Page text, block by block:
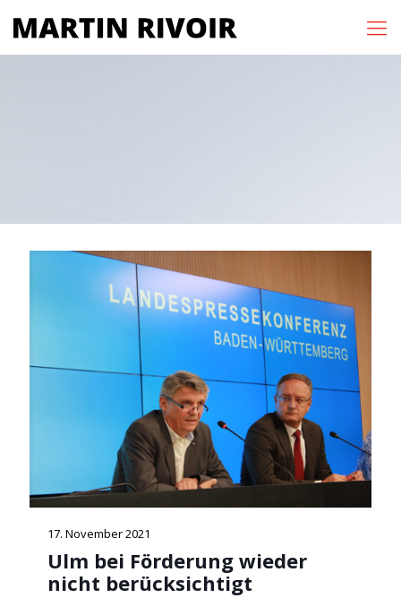
17. November 2021
Ulm bei Förderung wieder
nicht berücksichtigt